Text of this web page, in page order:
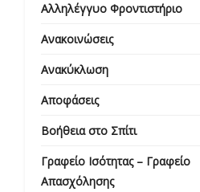
Αλληλέγγυο Φροντιστήριο
Ανακοινώσεις
Ανακύκλωση
Αποφάσεις
Βοήθεια στο Σπίτι
Γραφείο Ισότητας – Γραφείο
Απασχόλησης